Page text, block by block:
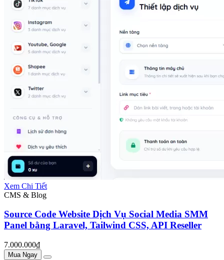
Xem Chi Tiết
CMS & Blog
Source Code Website Dịch Vụ Social Media SMM
Panel bằng Laravel, Tailwind CSS, API Reseller
7.000.000₫
Mua Ngay